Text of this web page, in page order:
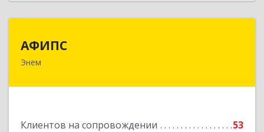
АФИПС
Энем
Клиентов на сопровождении 53
385132, Адыгея Респ, Тахтамукайский р-н, Энем